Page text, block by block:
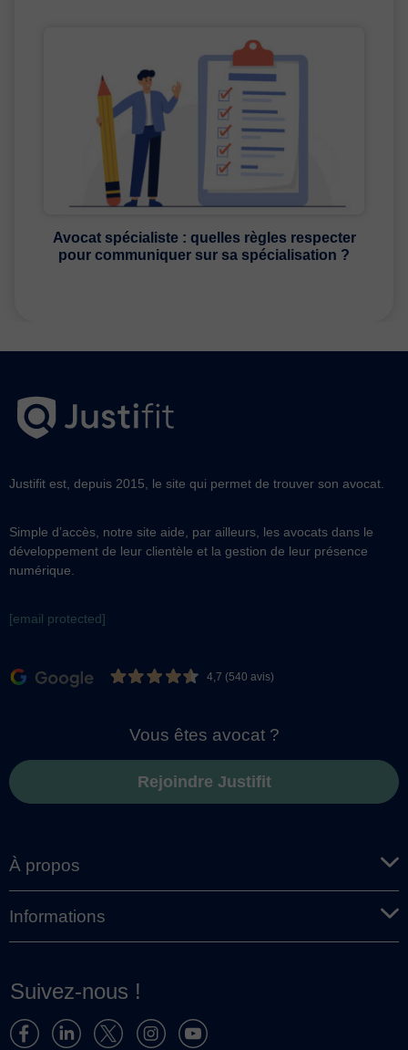
Avocat spécialiste : quelles règles respecter
pour communiquer sur sa spécialisation ?
Justifit est, depuis 2015, le site qui permet de trouver son avocat.
Simple d’accès, notre site aide, par ailleurs, les avocats dans le
développement de leur clientèle et la gestion de leur présence
numérique.
[email protected]
4,7 (540 avis)
Vous êtes avocat ?
Rejoindre Justifit
À propos
Informations
Suivez-nous !